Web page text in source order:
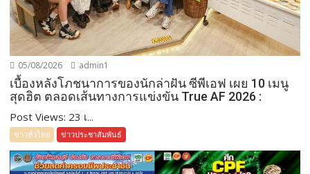
05/08/2026 admin1
เบื้องหลังโภชนาการของนักล่าฝัน ซีพีเอฟ เผย 10 เมนู
สุดฮิต ตลอดเส้นทางการแข่งขัน True AF 2026 :
Post Views: 23 เ...
ข่าวทั่วไทย ข่าวประชาสัมพันธ์